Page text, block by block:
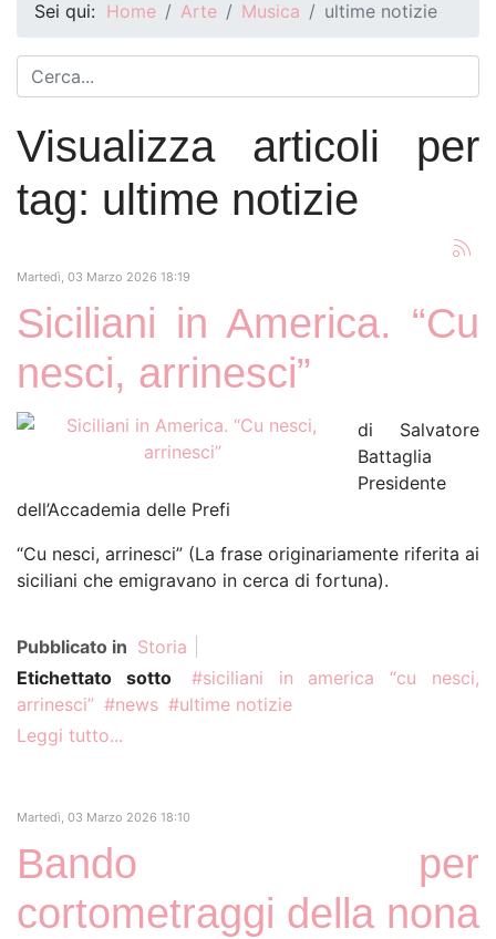
Sei qui: Home Arte Musica ultime notizie
Visualizza articoli per
tag: ultime notizie
Martedì, 03 Marzo 2026 18:19
Siciliani in America. “Cu
nesci, arrinesci”
di Salvatore
Battaglia
Presidente
dell’Accademia delle Prefi
“Cu nesci, arrinesci” (La frase originariamente riferita ai
siciliani che emigravano in cerca di fortuna).
Pubblicato in Storia
Etichettato sotto
siciliani in america “cu nesci,
arrinesci”
news
ultime notizie
Leggi tutto...
Martedì, 03 Marzo 2026 18:10
Bando per
cortometraggi della nona